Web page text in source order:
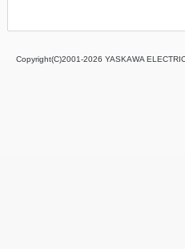
Copyright(C)2001‐2026 YASKAWA